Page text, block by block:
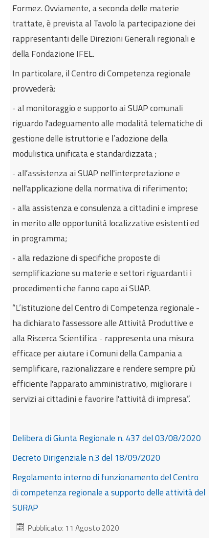
Formez. Ovviamente, a seconda delle materie
trattate, è prevista al Tavolo la partecipazione dei
rappresentanti delle Direzioni Generali regionali e
della Fondazione IFEL.
In particolare, il Centro di Competenza regionale
provvederà:
- al monitoraggio e supporto ai SUAP comunali
riguardo l'adeguamento alle modalità telematiche di
gestione delle istruttorie e l’adozione della
modulistica unificata e standardizzata ;
- all’assistenza ai SUAP nell'interpretazione e
nell'applicazione della normativa di riferimento;
- alla assistenza e consulenza a cittadini e imprese
in merito alle opportunità localizzative esistenti ed
in programma;
- alla redazione di specifiche proposte di
semplificazione su materie e settori riguardanti i
procedimenti che fanno capo ai SUAP.
“L’istituzione del Centro di Competenza regionale -
ha dichiarato l'assessore alle Attività Produttive e
alla Riscerca Scientifica - rappresenta una misura
efficace per aiutare i Comuni della Campania a
semplificare, razionalizzare e rendere sempre più
efficiente l'apparato amministrativo, migliorare i
servizi ai cittadini e favorire l'attività di impresa”​.
Delibera di Giunta Regionale n. 437 del 03/08/2020
Decreto Dirigenziale n.3 del 18/09/2020
Regolamento interno di funzionamento del Centro
di competenza regionale a supporto delle attività del
SURAP
Pubblicato: 11 Agosto 2020